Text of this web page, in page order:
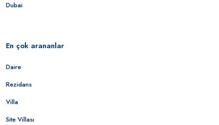
Dubai
En çok arananlar
Daire
Rezidans
Villa
Site Villası